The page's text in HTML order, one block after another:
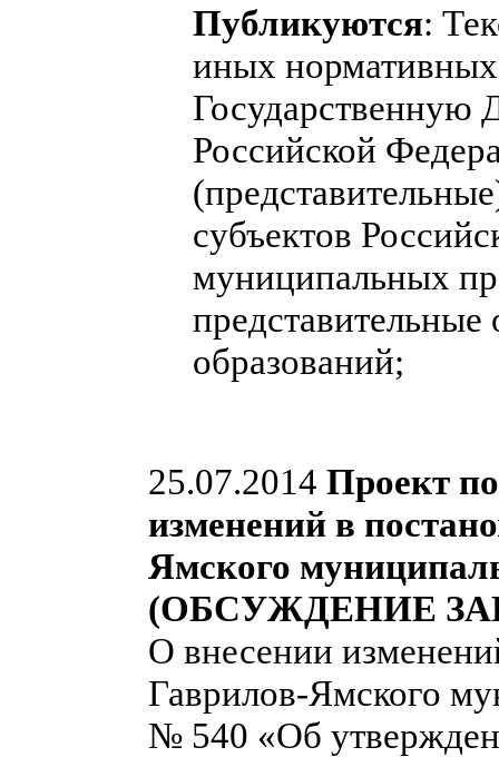
Публикуются:
иных
Государственную
Российской
субъектов
муниципальных
образований;
25.07.2014 Проект
изменений в
Ямского
(ОБСУЖДЕНИЕ
О внесении
Гаврилов-Ямского
№ 540 «Об